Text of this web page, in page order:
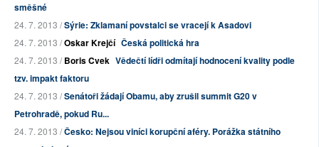
směšné
24. 7. 2013 /Sýrie: Zklamaní povstalci se vracejí k Asadovi
24. 7. 2013 /Oskar Krejčí Česká politická hra
24. 7. 2013 /Boris Cvek Vědečtí lídři odmítají hodnocení kvality podle
tzv. impakt faktoru
24. 7. 2013 /Senátoři žádají Obamu, aby zrušil summit G20 v
Petrohradě, pokud Ru...
24. 7. 2013 /Česko: Nejsou viníci korupční aféry. Porážka státního